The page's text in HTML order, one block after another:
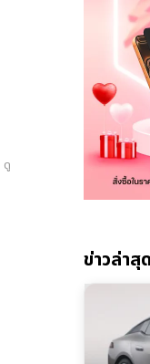
ดู
ข่าวล่าสุด